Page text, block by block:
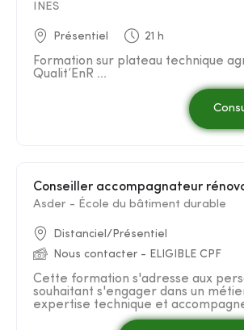
INES
Présentiel 21 h
Formation sur plateau technique
Qualit’EnR ...
Conseiller accompagnateur
Asder - École du bâtiment durable
Distanciel/Présentiel
Nous contacter - ELIGIBLE CPF
Cette formation s'adresse aux
souhaitant s'engager dans un
expertise technique et